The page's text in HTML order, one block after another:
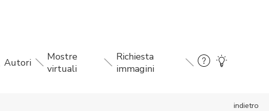
Autori
Mostre
virtuali
Richiesta
immagini
indietro